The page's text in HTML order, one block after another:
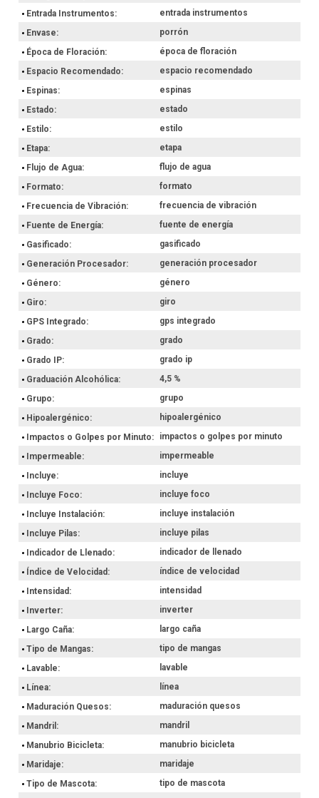
Entrada Instrumentos
entrada instrumentos
Envase
porrón
Época de Floración
época de floración
Espacio Recomendado
espacio recomendado
Espinas
espinas
Estado
estado
Estilo
estilo
Etapa
etapa
Flujo de Agua
flujo de agua
Formato
formato
Frecuencia de Vibración
frecuencia de vibración
Fuente de Energía
fuente de energía
Gasificado
gasificado
Generación Procesador
generación procesador
Género
género
Giro
giro
GPS Integrado
gps integrado
Grado
grado
Grado IP
grado ip
Graduación Alcohólica
4,5 %
Grupo
grupo
Hipoalergénico
hipoalergénico
Impactos o Golpes por Minuto
impactos o golpes por minuto
Impermeable
impermeable
Incluye
incluye
Incluye Foco
incluye foco
Incluye Instalación
incluye instalación
Incluye Pilas
incluye pilas
Indicador de Llenado
indicador de llenado
Índice de Velocidad
índice de velocidad
Intensidad
intensidad
Inverter
inverter
Largo Caña
largo caña
Tipo de Mangas
tipo de mangas
Lavable
lavable
Línea
línea
Maduración Quesos
maduración quesos
Mandril
mandril
Manubrio Bicicleta
manubrio bicicleta
Maridaje
maridaje
Tipo de Mascota
tipo de mascota